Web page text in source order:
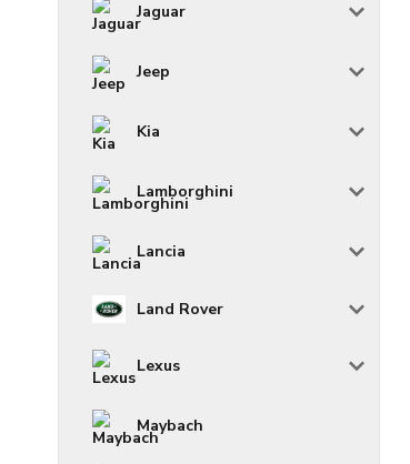
Jaguar
Jeep
Kia
Lamborghini
Lancia
Land Rover
Lexus
Maybach